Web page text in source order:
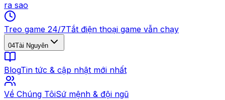
ra sao
Treo game 24/7Tắt điện thoại game vẫn chạy
04Tài Nguyên
BlogTin tức & cập nhật mới nhất
Về Chúng TôiSứ mệnh & đội ngũ